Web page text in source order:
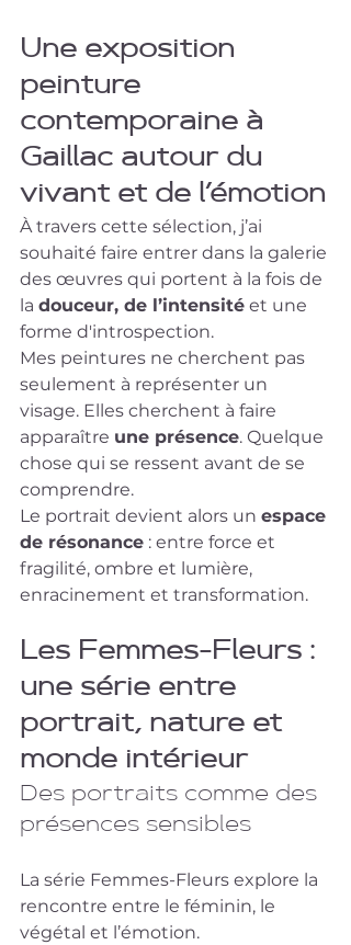
Une exposition
peinture
contemporaine à
Gaillac autour du
vivant et de l’émotion
À travers cette sélection, j’ai
souhaité faire entrer dans la galerie
des œuvres qui portent à la fois de
la douceur, de l’intensité et une
forme d'introspection.
Mes peintures ne cherchent pas
seulement à représenter un
visage. Elles cherchent à faire
apparaître une présence. Quelque
chose qui se ressent avant de se
comprendre.
Le portrait devient alors un espace
de résonance : entre force et
fragilité, ombre et lumière,
enracinement et transformation.
Les Femmes-Fleurs :
une série entre
portrait, nature et
monde intérieur
Des portraits comme des
présences sensibles
La série Femmes-Fleurs explore la
rencontre entre le féminin, le
végétal et l’émotion.